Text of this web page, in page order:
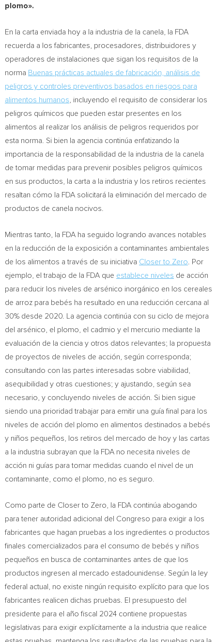
plomo».
En la carta enviada hoy a la industria de la canela, la FDA
recuerda a los fabricantes, procesadores, distribuidores y
operadores de instalaciones que sigan los requisitos de la
norma Buenas prácticas actuales de fabricación, análisis de
peligros y controles preventivos basados en riesgos para
alimentos humanos , incluyendo el requisito de considerar los
peligros químicos que pueden estar presentes en los
alimentos al realizar los análisis de peligros requeridos por
esta norma. Si bien la agencia continúa enfatizando la
importancia de la responsabilidad de la industria de la canela
de tomar medidas para prevenir posibles peligros químicos
en sus productos, la carta a la industria y los retiros recientes
resaltan cómo la FDA solicitará la eliminación del mercado de
productos de canela nocivos.
Mientras tanto, la FDA ha seguido logrando avances notables
en la reducción de la exposición a contaminantes ambientales
de los alimentos a través de su iniciativa Closer to Zero . Por
ejemplo, el trabajo de la FDA que establece niveles de acción
para reducir los niveles de arsénico inorgánico en los cereales
de arroz para bebés ha resultado en una reducción cercana al
30% desde 2020. La agencia continúa con su ciclo de mejora
del arsénico, el plomo, el cadmio y el mercurio mediante la
evaluación de la ciencia y otros datos relevantes; la propuesta
de proyectos de niveles de acción, según corresponda;
consultando con las partes interesadas sobre viabilidad,
asequibilidad y otras cuestiones; y ajustando, según sea
necesario, y concluyendo niveles de acción. Si bien sigue
siendo una prioridad trabajar para emitir una guía final para los
niveles de acción del plomo en alimentos destinados a bebés
y niños pequeños, los retiros del mercado de hoy y las cartas
a la industria subrayan que la FDA no necesita niveles de
acción ni guías para tomar medidas cuando el nivel de un
contaminante, como el plomo, no es seguro.
Como parte de Closer to Zero, la FDA continúa abogando
para tener autoridad adicional del Congreso para exigir a los
fabricantes que hagan pruebas a los ingredientes o productos
finales comercializados para el consumo de bebés y niños
pequeños en busca de contaminantes antes de que los
productos ingresen al mercado estadounidense. Según la ley
federal actual, no existe ningún requisito explícito para que los
fabricantes realicen dichas pruebas. El presupuesto del
presidente para el año fiscal 2024 contiene propuestas
legislativas para exigir explícitamente a la industria que realice